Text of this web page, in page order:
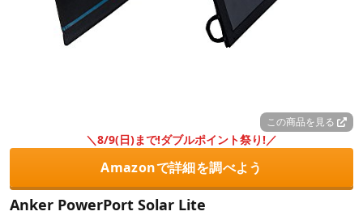
この商品を見る
＼8/9(日)まで!ダブルポイント祭り!／
Amazonで詳細を調べよう
Anker PowerPort Solar Lite